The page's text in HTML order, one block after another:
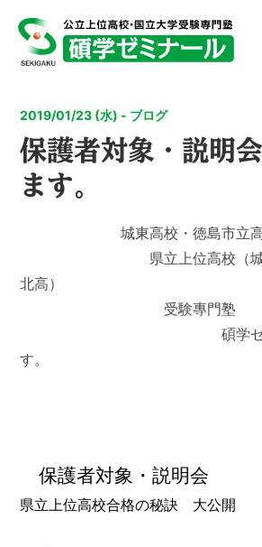
2019/01/23 (水) - ブログ
保護者対象・説明
ます。
城東高校・徳島市立高
県立上位高校（城南・
北高）
受験專門塾
碩学ゼミナール
す。
保護者対象・説明会
県立上位高校合格の秘訣 大公開